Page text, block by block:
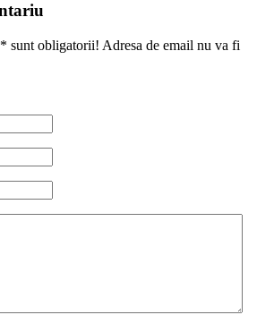
* sunt obligatorii! Adresa de email nu va fi